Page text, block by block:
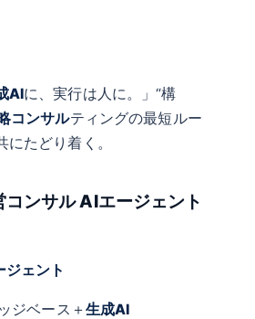
AIに、実行は人に。」“構
コンサルティングの最短ルー
にたどり着く。
ンサル AIエージェント
ジェント
ジベース＋生成AI